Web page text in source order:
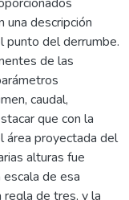
descripción
punto del derrumbe.
de las
caudal,
que con la
área proyectada del
alturas fue
de esa
regla de tres, y la